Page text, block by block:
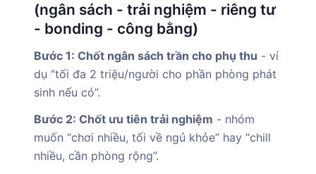
(ngân sách - trải nghiệm - riêng tư
- bonding - công bằng)
Bước 1: Chốt ngân sách trần cho phụ thu - ví
dụ “tối đa 2 triệu/người cho phần phòng phát
sinh nếu có”.
Bước 2: Chốt ưu tiên trải nghiệm - nhóm
muốn “chơi nhiều, tối về ngủ khỏe” hay “chill
nhiều, cần phòng rộng”.